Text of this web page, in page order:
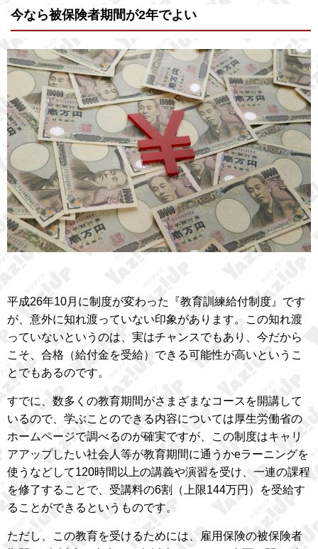
今なら被保険者期間が2年でよい
平成26年10月に制度が変わった『教育訓練給付制度』です
が、意外に知れ渡っていない印象があります。この知れ渡
っていないというのは、実はチャンスでもあり、今だから
こそ、合格（給付金を受給）できる可能性が高いというこ
とでもあるのです。
すでに、数多くの教育期間がさまざまなコースを開講して
いるので、学ぶことのできる内容については厚生労働省の
ホームページで調べるのが確実ですが、この制度はキャリ
アアップしたい社会人等が教育期間に通うかeラーニングを
使うなどして120時間以上の講義や演習を受け、一連の課程
を修了することで、受講料の6割（上限144万円）を受給す
ることができるというものです。
ただし、この教育を受けるためには、雇用保険の被保険者